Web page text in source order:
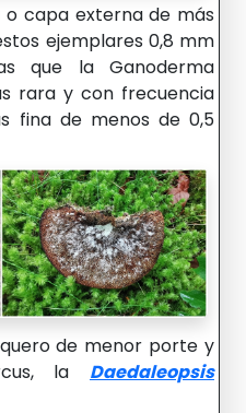
capa externa de más
ejemplares 0,8 mm
que la Ganoderma
rara y con frecuencia
fina de menos de 0,5
de menor porte y
la Daedaleopsis